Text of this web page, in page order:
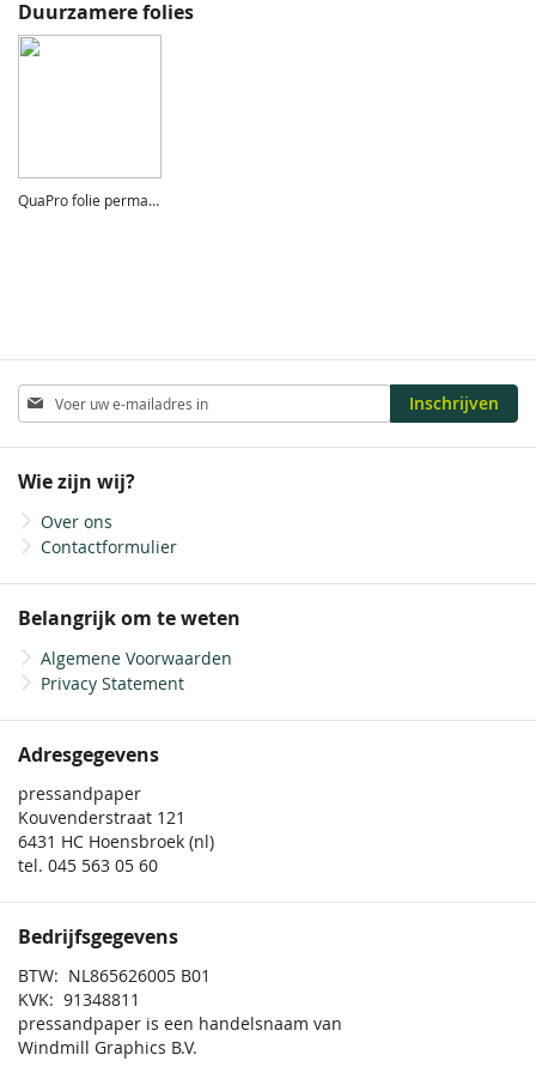
Duurzamere folies
QuaPro folie permanent pvc-vrij
Abonneer
u
op
nieuwsbrief
Inschrijven
Wie zijn wij?
Over ons
Contactformulier
Belangrijk om te weten
Algemene Voorwaarden
Privacy Statement
Adresgegevens
pressandpaper
Kouvenderstraat 121
6431 HC Hoensbroek (nl)
tel. 045 563 05 60
Bedrijfsgegevens
BTW: NL865626005 B01
KVK: 91348811
pressandpaper is een handelsnaam van
Windmill Graphics B.V.